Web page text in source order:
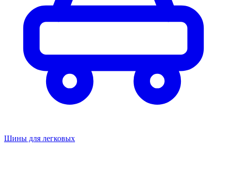
Шины для легковых